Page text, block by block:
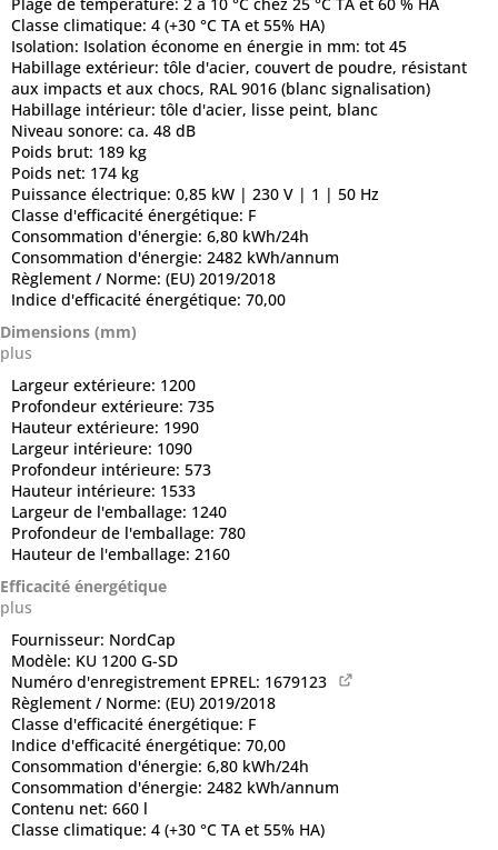
Classe climatique: 4 (+30 °C TA et 55% HA)
Isolation: Isolation économe en énergie in mm: tot 45
Habillage extérieur: tôle d'acier, couvert de poudre, résistant
aux impacts et aux chocs, RAL 9016 (blanc signalisation)
Habillage intérieur: tôle d'acier, lisse peint, blanc
Niveau sonore: ca. 48 dB
Poids brut: 189 kg
Poids net: 174 kg
Puissance électrique: 0,85 kW | 230 V | 1 | 50 Hz
Classe d'efficacité énergétique: F
Consommation d'énergie: 6,80 kWh/24h
Consommation d'énergie: 2482 kWh/annum
Règlement / Norme: (EU) 2019/2018
Indice d'efficacité énergétique: 70,00
Dimensions (mm)
plus
Largeur extérieure: 1200
Profondeur extérieure: 735
Hauteur extérieure: 1990
Largeur intérieure: 1090
Profondeur intérieure: 573
Hauteur intérieure: 1533
Largeur de l'emballage: 1240
Profondeur de l'emballage: 780
Hauteur de l'emballage: 2160
Efficacité énergétique
plus
Fournisseur: NordCap
Modèle: KU 1200 G-SD
Numéro d'enregistrement EPREL: 1679123
Règlement / Norme: (EU) 2019/2018
Classe d'efficacité énergétique: F
Indice d'efficacité énergétique: 70,00
Consommation d'énergie: 6,80 kWh/24h
Consommation d'énergie: 2482 kWh/annum
Contenu net: 660 l
Classe climatique: 4 (+30 °C TA et 55% HA)